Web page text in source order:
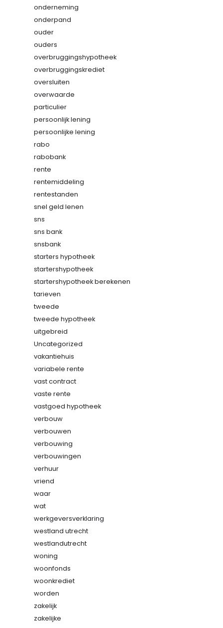
onderneming
onderpand
ouder
ouders
overbruggingshypotheek
overbruggingskrediet
oversluiten
overwaarde
particulier
persoonlijk lening
persoonlijke lening
rabo
rabobank
rente
rentemiddeling
rentestanden
snel geld lenen
sns
sns bank
snsbank
starters hypotheek
startershypotheek
startershypotheek berekenen
tarieven
tweede
tweede hypotheek
uitgebreid
Uncategorized
vakantiehuis
variabele rente
vast contract
vaste rente
vastgoed hypotheek
verbouw
verbouwen
verbouwing
verbouwingen
verhuur
vriend
waar
wat
werkgeversverklaring
westland utrecht
westlandutrecht
woning
woonfonds
woonkrediet
worden
zakelijk
zakelijke